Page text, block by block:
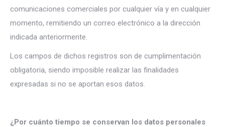
comunicaciones comerciales por cualquier vía y en cualquier
momento, remitiendo un correo electrónico a la dirección
indicada anteriormente.
Los campos de dichos registros son de cumplimentación
obligatoria, siendo imposible realizar las finalidades
expresadas si no se aportan esos datos.
¿Por cuánto tiempo se conservan los datos personales